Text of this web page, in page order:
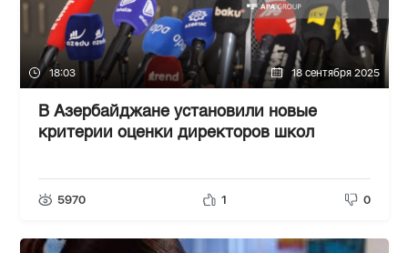
18:03 18 сентября 2025
В Азербайджане установили новые
критерии оценки директоров школ
5970 1 0